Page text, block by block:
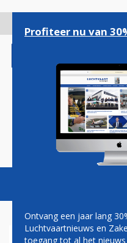
gaan
Magazine
Profiteer nu van
Ontvang een jaar lang
Luchtvaartnieuws en
toegang tot al het